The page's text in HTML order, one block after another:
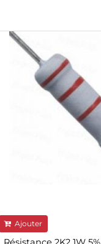
Ajouter